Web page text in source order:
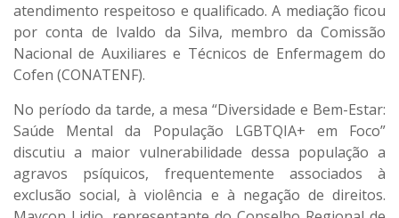
atendimento respeitoso e qualificado. A mediação ficou
por conta de Ivaldo da Silva, membro da Comissão
Nacional de Auxiliares e Técnicos de Enfermagem do
Cofen (CONATENF).
No período da tarde, a mesa “Diversidade e Bem-Estar:
Saúde Mental da População LGBTQIA+ em Foco”
discutiu a maior vulnerabilidade dessa população a
agravos psíquicos, frequentemente associados à
exclusão social, à violência e à negação de direitos.